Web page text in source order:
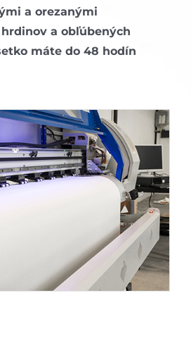
a orezanými
a obľúbených
máte do 48 hodín